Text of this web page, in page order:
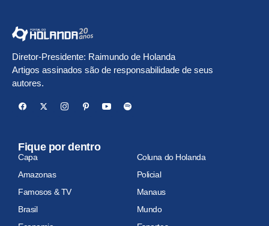
Diretor-Presidente: Raimundo de Holanda
Artigos assinados são de responsabilidade de seus
autores.
Fique por dentro
Capa
Coluna do Holanda
Amazonas
Policial
Famosos & TV
Manaus
Brasil
Mundo